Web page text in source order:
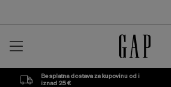
Besplatna dostava za kupovinu od i
iznad 25 €